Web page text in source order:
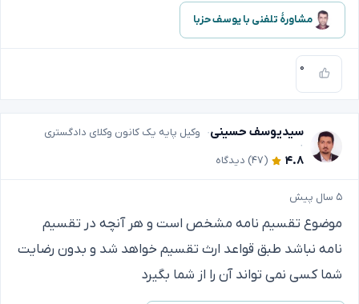
مشاورهٔ تلفنی با یوسف حزبا
۰
سیدیوسف حسینی وکیل پایه یک کانون وکلای دادگستری
۴.۸ (۴۷) دیدگاه
۵ سال پیش
موضوع تقسیم نامه مشخص است و هر آنچه در تقسیم
نامه نباشد طبق قواعد ارث تقسیم خواهد شد و بدون رضایت
شما کسی نمی تواند آن را از شما بگیرد